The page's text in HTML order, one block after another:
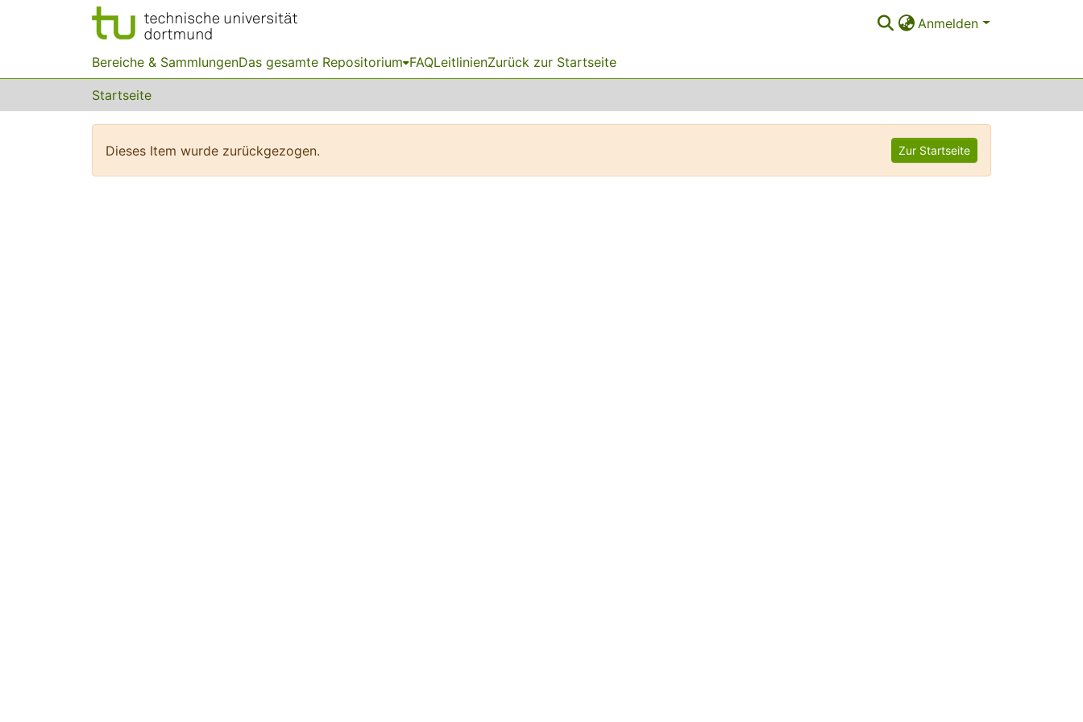
Anmelden
Bereiche & SammlungenDas gesamte Repositorium FAQLeitlinienZurück zur Startseite
Startseite
Dieses Item wurde zurückgezogen. Zur Startseite